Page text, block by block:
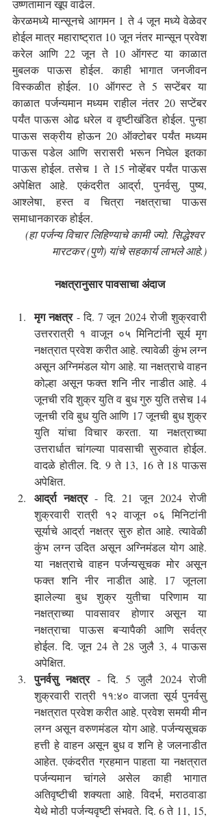
उष्णतामान खूप वाढेल.
केरळमध्ये मान्सूनचे आगमन 1 ते 4 जून मध्ये वेळेवर
होईल मात्र महाराष्ट्रात 10 जून नंतर मान्सून प्रवेश
करेल आणि 22 जून ते 10 ऑगस्ट या काळात
मुबलक पाऊस होईल. काही भागात जनजीवन
विस्कळीत होईल. 10 ऑगस्ट ते 5 सप्टेंबर या
काळात पर्जन्यमान मध्यम राहील नंतर 20 सप्टेंबर
पर्यंत पाऊस ओढ धरेल व वृष्टीखंडित होईल. पुन्हा
पाऊस सक्रीय होऊन 20 ऑक्टोबर पर्यंत मध्यम
पाऊस पडेल आणि सरासरी भरून निघेल इतका
पाऊस होईल. तसेच 1 ते 15 नोव्हेंबर पर्यंत पाऊस
अपेक्षित आहे. एकंदरीत आर्द्रा, पुनर्वसु, पुष्य,
आश्लेषा, हस्त व चित्रा नक्षत्राचा पाऊस
समाधानकारक होईल.
(हा पर्जन्य विचार लिहिण्याचे कामी ज्यो. सिद्धेश्वर
मारटकर (पुणे) यांचे सहकार्य लाभले आहे.)
नक्षत्रानुसार पावसाचा अंदाज
मृग नक्षत्र - दि. 7 जून 2024 रोजी शुक्रवारी
उत्तररात्री १ वाजून ०५ मिनिटांनी सूर्य मृग
नक्षत्रात प्रवेश करीत आहे. त्यावेळी कुंभ लग्न
असून अग्निमंडल योग आहे. या नक्षत्राचे वाहन
कोल्हा असून फक्त शनि नीर नाडीत आहे. 4
जूनची रवि शुक्र युति व बुध गुरु युति तसेच 14
जूनची रवि बुध युति आणि 17 जूनची बुध शुक्र
युति यांचा विचार करता. या नक्षत्राच्या
उत्तरार्धात चांगल्या पावसाची सुरुवात होईल.
वादळे होतील. दि. 9 ते 13, 16 ते 18 पाऊस
अपेक्षित.
आर्द्रा नक्षत्र - दि. 21 जून 2024 रोजी
शुक्रवारी रात्री १२ वाजून ०६ मिनिटांनी
सूर्याचे आर्द्रा नक्षत्र सुरु होत आहे. त्यावेळी
कुंभ लग्न उदित असून अग्निमंडल योग आहे.
या नक्षत्राचे वाहन पर्जन्यसूचक मोर असून
फक्त शनि नीर नाडीत आहे. 17 जूनला
झालेल्या बुध शुक्र युतीचा परिणाम या
नक्षत्राच्या पावसावर होणार असून या
नक्षत्राचा पाऊस बऱ्यापैकी आणि सर्वत्र
होईल. दि. जून 24 ते 28 जुलै 3, 4 पाऊस
अपेक्षित.
पुनर्वसु नक्षत्र - दि. 5 जुलै 2024 रोजी
शुक्रवारी रात्री ११:४० वाजता सूर्य पुनर्वसु
नक्षत्रात प्रवेश करीत आहे. प्रवेश समयी मीन
लग्न असून वरुणमंडल योग आहे. पर्जन्यसूचक
हत्ती हे वाहन असून बुध व शनि हे जलनाडीत
आहेत. एकंदरीत ग्रहमान पाहता या नक्षत्रात
पर्जन्यमान चांगले असेल काही भागात
अतिवृष्टीची शक्यता आहे. विदर्भ, मराठवाडा
येथे मोठी पर्जन्यवृष्टी संभवते. दि. 6 ते 11, 15,